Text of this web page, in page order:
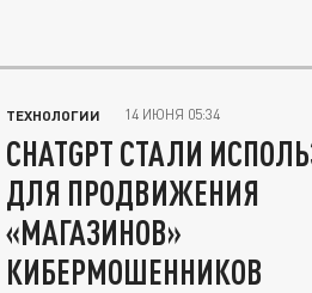
ТЕХНОЛОГИИ 14 ИЮНЯ 05:34
CHATGPT СТАЛИ
ДЛЯ ПРОДВИЖЕНИЯ
«МАГАЗИНОВ»
КИБЕРМОШЕННИКОВ